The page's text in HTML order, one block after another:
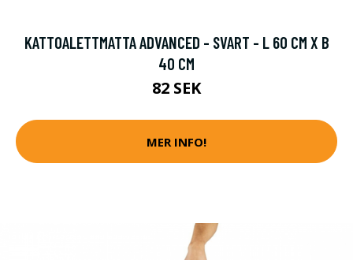
KATTOALETTMATTA ADVANCED - SVART - L 60 CM X B
40 CM
82 SEK
MER INFO!